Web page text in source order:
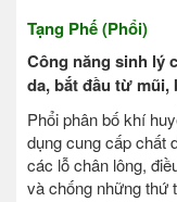
Tạng Phế (Phổi)
Công năng sinh lý
da, bắt đầu từ mũi,
Phổi phân bố khí
dụng cung cấp chất
các lỗ chân lông,
và chống những thứ